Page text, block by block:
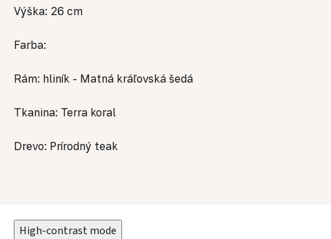
Výška: 26 cm
Farba:
Rám: hliník - Matná kráľovská šedá
Tkanina: Terra koral
Drevo: Prírodný teak
High-contrast mode